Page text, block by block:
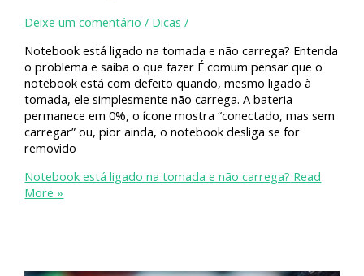
Deixe um comentário / Dicas /
Notebook está ligado na tomada e não carrega? Entenda
o problema e saiba o que fazer É comum pensar que o
notebook está com defeito quando, mesmo ligado à
tomada, ele simplesmente não carrega. A bateria
permanece em 0%, o ícone mostra “conectado, mas sem
carregar” ou, pior ainda, o notebook desliga se for
removido
Notebook está ligado na tomada e não carrega? Read
More »